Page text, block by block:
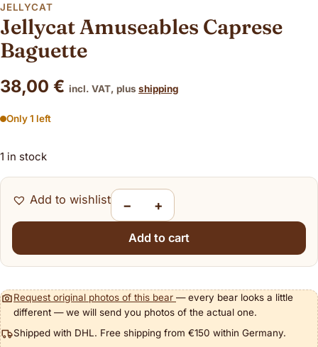
JELLYCAT
Jellycat Amuseables Caprese
Baguette
38,00 € incl. VAT, plus shipping
Only 1 left
1 in stock
Add to wishlist −
Jellycat Amuseables Caprese Baguette
+
Add to cart
Request original photos of this bear — every bear looks a little
different — we will send you photos of the actual one.
Shipped with DHL. Free shipping from €150 within Germany.